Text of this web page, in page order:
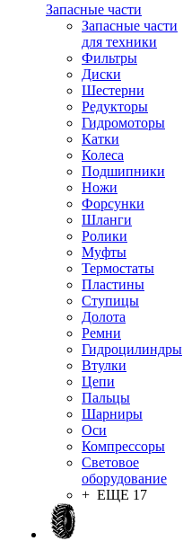
Запасные части
Запасные части
для техники
Фильтры
Диски
Шестерни
Редукторы
Гидромоторы
Катки
Колеса
Подшипники
Ножи
Форсунки
Шланги
Ролики
Муфты
Термостаты
Пластины
Ступицы
Долота
Ремни
Гидроцилиндры
Втулки
Цепи
Пальцы
Шарниры
Оси
Компрессоры
Световое
оборудование
+ ЕЩЕ 17